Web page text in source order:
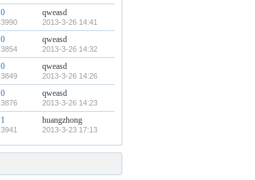
0
3990
qweasd
2013-3-26 14:41
0
3854
qweasd
2013-3-26 14:32
0
3849
qweasd
2013-3-26 14:26
0
3876
qweasd
2013-3-26 14:23
1
3941
huangzhong
2013-3-23 17:13